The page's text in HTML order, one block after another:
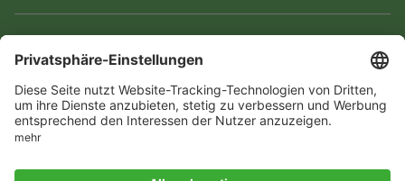
Barrierefreiheit
Wir bemühen uns, unsere Website barrierefrei zu gestalten.
Einige Inhalte und Funktionen sind derzeit jedoch noch nicht
vollständig zugänglich. Wenn Sie auf Barrieren stoßen oder Hilfe
benötigen, kontaktieren Sie uns bitte unter service[at]knutzen.de.
Vertrag widerrufen
© 2026 Das Laminat & Parketthaus GmbH